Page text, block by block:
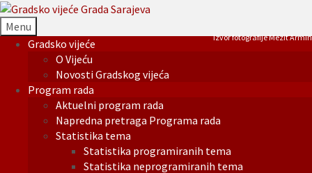
Menu
Gradsko vijeće
O Vijeću
Novosti Gradskog vijeća
Program rada
Aktuelni program rada
Napredna pretraga Programa rada
Statistika tema
Statistika programiranih tema
Statistika neprogramiranih tema
Izvor fotografije Mezit Armin